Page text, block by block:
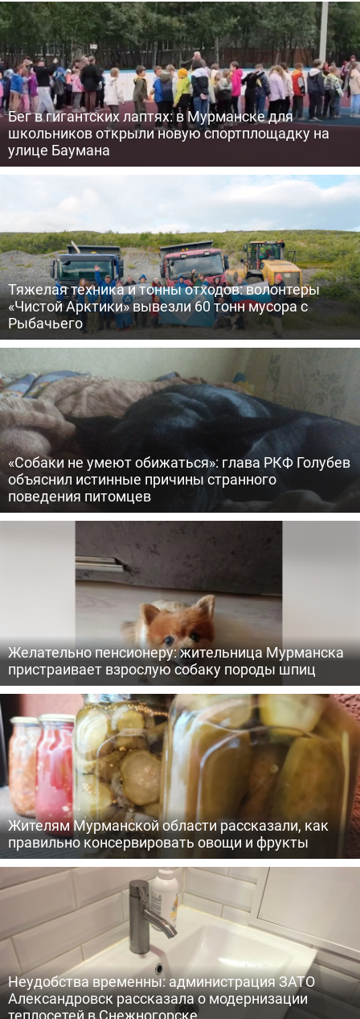
Бег в гигантских лаптях: в Мурманске для
школьников открыли новую спортплощадку на
улице Баумана
Тяжелая техника и тонны отходов: волонтеры
«Чистой Арктики» вывезли 60 тонн мусора с
Рыбачьего
«Собаки не умеют обижаться»: глава РКФ Голубев
объяснил истинные причины странного
поведения питомцев
Желательно пенсионеру: жительница Мурманска
пристраивает взрослую собаку породы шпиц
Жителям Мурманской области рассказали, как
правильно консервировать овощи и фрукты
Неудобства временны: администрация ЗАТО
Александровск рассказала о модернизации
теплосетей в Снежногорске